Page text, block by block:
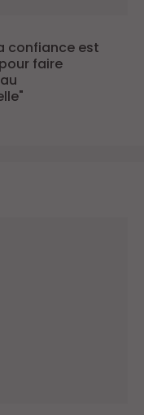
confiance est
faire